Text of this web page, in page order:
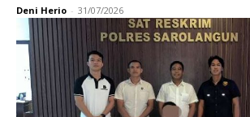
Deni Herio - 31/07/2026